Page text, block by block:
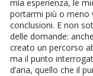
mia esperienza, le
portarmi più o meno
conclusioni. E non
delle domande:
creato un percorso
ma il punto
d’aria, quello che il